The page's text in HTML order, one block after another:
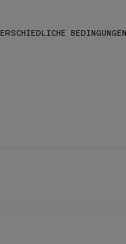
BEDINGUNGEN